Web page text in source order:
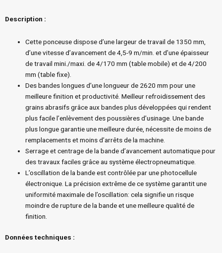
Description :
Cette ponceuse dispose d’une largeur de travail de 1350 mm,
d’une vitesse d’avancement de 4,5-9 m/min. et d’une épaisseur
de travail mini./maxi. de 4/170 mm (table mobile) et de 4/200
mm (table fixe).
Des bandes longues d’une longueur de 2620 mm pour une
meilleure finition et productivité. Meilleur refroidissement des
grains abrasifs grâce aux bandes plus développées qui rendent
plus facile l’enlèvement des poussières d’usinage. Une bande
plus longue garantie une meilleure durée, nécessite de moins de
remplacements et moins d’arrêts de la machine.
Serrage et centrage de la bande d’avancement automatique pour
des travaux faciles grâce au système électropneumatique.
L’oscillation de la bande est contrôlée par une photocellule
électronique. La précision extrême de ce système garantit une
uniformité maximale de l’oscillation: cela signifie un risque
moindre de rupture de la bande et une meilleure qualité de
finition.
Données techniques :